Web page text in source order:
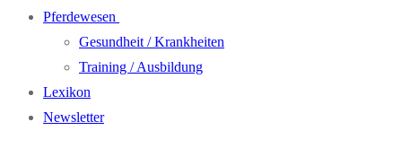
Pferdewesen
Gesundheit / Krankheiten
Training / Ausbildung
Lexikon
Newsletter